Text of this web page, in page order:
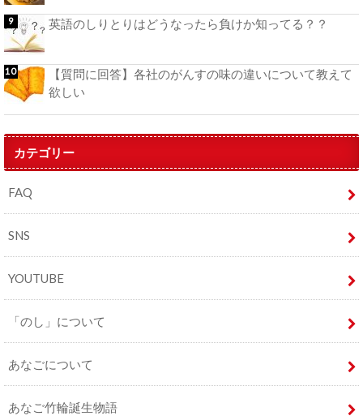
英語のしりとりはどうなったら負けか知ってる？？
【質問に回答】各社のがんすの味の違いについて教えて
欲しい
カテゴリー
FAQ
SNS
YOUTUBE
「のし」について
あなごについて
あなご竹輪誕生物語